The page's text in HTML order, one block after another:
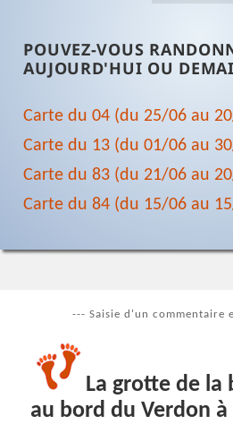
POUVEZ-VOUS
AUJOURD'HUI OU
Carte du 04 (du 25/06 au
Carte du 13 (du 01/06 au
Carte du 83 (du 21/06 au
Carte du 84 (du 15/06 au
--- Saisie d'un commentaire
La grotte de la
au bord du Verdon à